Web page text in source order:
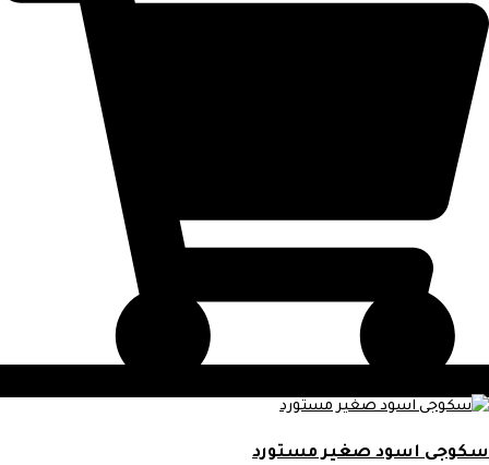
سكوجى اسود صغير مستورد